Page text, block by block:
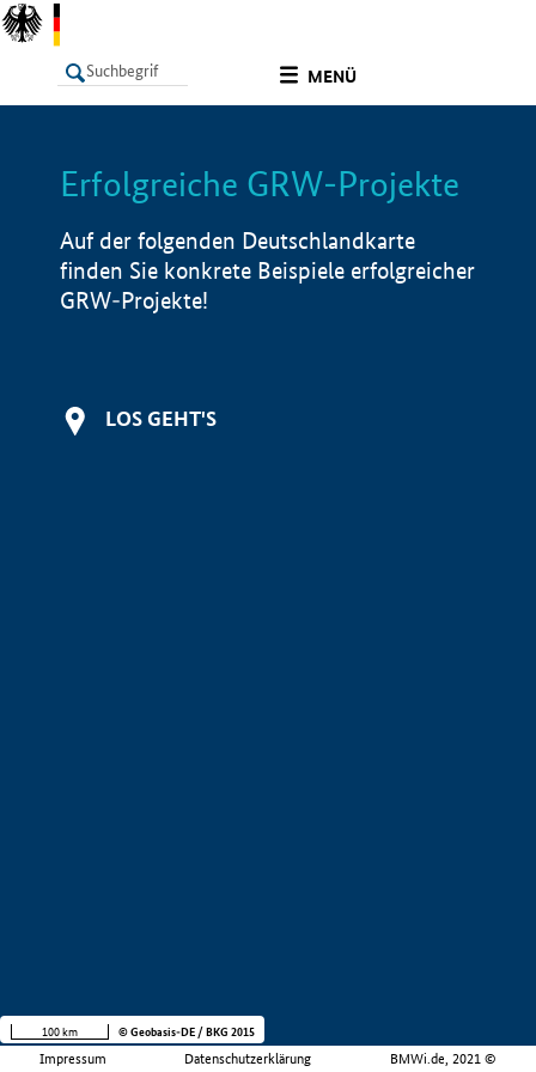
MENÜ
LISTE Info
Erfolgreiche GRW-Projekte
Auf der folgenden Deutschlandkarte
finden Sie konkrete Beispiele erfolgreicher
GRW-Projekte!
LOS GEHT'S
Impressum Datenschutzerklärung BMWi.de, 2021 ©
100 km © Geobasis-DE / BKG 2015